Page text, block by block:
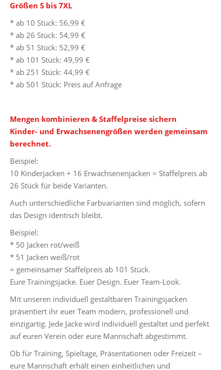
Größen S bis 7XL
* ab 10 Stück: 56,99 €
* ab 26 Stück: 54,99 €
* ab 51 Stück: 52,99 €
* ab 101 Stück: 49,99 €
* ab 251 Stück: 44,99 €
* ab 501 Stück: Preis auf Anfrage
Mengen kombinieren & Staffelpreise sichern
Kinder- und Erwachsenengrößen werden gemeinsam
berechnet.
Beispiel:
10 Kinderjacken + 16 Erwachsenenjacken = Staffelpreis ab
26 Stück für beide Varianten.
Auch unterschiedliche Farbvarianten sind möglich, sofern
das Design identisch bleibt.
Beispiel:
* 50 Jacken rot/weiß
* 51 Jacken weiß/rot
= gemeinsamer Staffelpreis ab 101 Stück.
Eure Trainingsjacke. Euer Design. Euer Team-Look.
Mit unseren individuell gestaltbaren Trainingsjacken
präsentiert ihr euer Team modern, professionell und
einzigartig. Jede Jacke wird individuell gestaltet und perfekt
auf euren Verein oder eure Mannschaft abgestimmt.
Ob für Training, Spieltage, Präsentationen oder Freizeit –
eure Mannschaft erhält einen einheitlichen und